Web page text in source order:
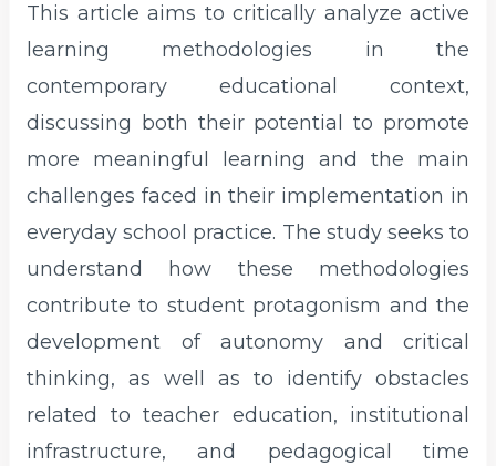
This article aims to critically analyze active
learning methodologies in the
contemporary educational context,
discussing both their potential to promote
more meaningful learning and the main
challenges faced in their implementation in
everyday school practice. The study seeks to
understand how these methodologies
contribute to student protagonism and the
development of autonomy and critical
thinking, as well as to identify obstacles
related to teacher education, institutional
infrastructure, and pedagogical time